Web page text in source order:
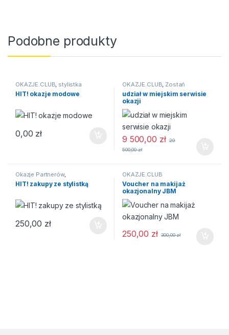
Podobne produkty
OKAZJE.CLUB, stylistka
HIT! okazje modowe
0,00 zł
OKAZJE.CLUB, Zostań
udziałowcem
udział w miejskim serwisie
okazji
9 500,00 zł 29
500,00zł
Okazje Partnerów,
OKAZJE.CLUB PROGRAM
"Jestem Boska", stylistka
HIT! zakupy ze stylistką
250,00 zł
OKAZJE.CLUB
Voucher na makijaż
okazjonalny JBM
250,00 zł 300,00zł